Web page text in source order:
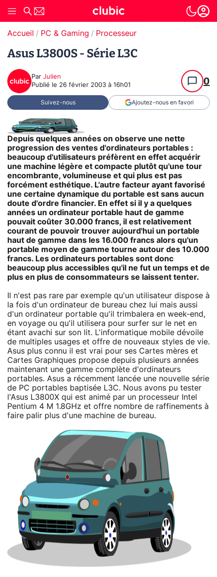
Accueil PC & Gaming Processeur
Asus L3800S - Série L3C
Par Julien
Publié le 26 février 2003 à 16h01 0
Suivez-nous Ajoutez-nous en favori
Depuis quelques années on observe une nette
progression des ventes d'ordinateurs portables :
beaucoup d'utilisateurs préfèrent en effet acquérir
une machine légère et compacte plutôt qu'une tour
encombrante, volumineuse et qui plus est pas
forcément esthétique. L'autre facteur ayant favorisé
une certaine dynamique du portable est sans aucun
doute d'ordre financier. En effet si il y a quelques
années un ordinateur portable haut de gamme
pouvait coûter 30.000 francs, il est relativement
courant de pouvoir trouver aujourd'hui un portable
haut de gamme dans les 16.000 francs alors qu'un
portable moyen de gamme tourne autour des 10.000
francs. Les ordinateurs portables sont donc
beaucoup plus accessibles qu'il ne fut un temps et de
plus en plus de consommateurs se laissent tenter.
Il n'est pas rare par exemple qu'un utilisateur dispose à
la fois d'un ordinateur de bureau chez lui mais aussi
d'un ordinateur portable qu'il trimbalera en week-end,
en voyage ou qu'il utilisera pour surfer sur le net en
étant avachi sur son lit. L'informatique mobile dévoile
de multiples usages et offre de nouveaux styles de vie.
Asus plus connu il est vrai pour ses Cartes mères et
Cartes Graphiques propose depuis plusieurs années
maintenant une gamme complète d'ordinateurs
portables. Asus a récemment lancée une nouvelle série
de PC portables baptisée L3C. Nous avons pu tester
l'Asus L3800X qui est animé par un processeur Intel
Pentium 4 M 1.8GHz et offre nombre de raffinements à
faire palir plus d'une machine de bureau.